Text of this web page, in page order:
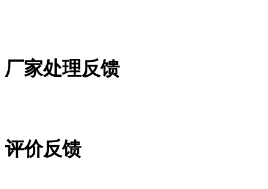
厂家处理反馈
评价反馈